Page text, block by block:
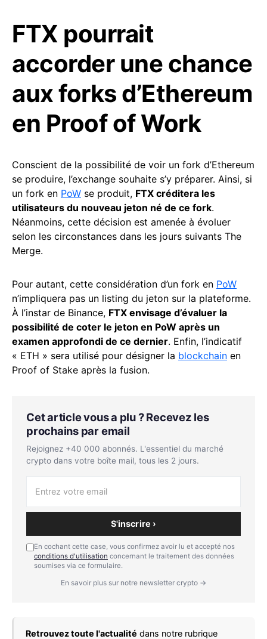
FTX pourrait
accorder une chance
aux forks d’Ethereum
en Proof of Work
Conscient de la possibilité de voir un fork d’Ethereum
se produire, l’exchange souhaite s’y préparer. Ainsi, si
un fork en PoW se produit, FTX créditera les
utilisateurs du nouveau jeton né de ce fork.
Néanmoins, cette décision est amenée à évoluer
selon les circonstances dans les jours suivants The
Merge.
Pour autant, cette considération d’un fork en PoW
n’impliquera pas un listing du jeton sur la plateforme.
À l’instar de Binance, FTX envisage d’évaluer la
possibilité de coter le jeton en PoW après un
examen approfondi de ce dernier. Enfin, l’indicatif
« ETH » sera utilisé pour désigner la blockchain en
Proof of Stake après la fusion.
Cet article vous a plu ? Recevez les
prochains par email
Rejoignez +40 000 abonnés. L'essentiel du marché
crypto dans votre boîte mail, tous les 2 jours.
S'inscrire ›
En cochant cette case, vous confirmez avoir lu et accepté nos
conditions d'utilisation concernant le traitement des données
soumises via ce formulaire.
En savoir plus sur notre newsletter crypto →
Retrouvez toute l'actualité dans notre rubrique